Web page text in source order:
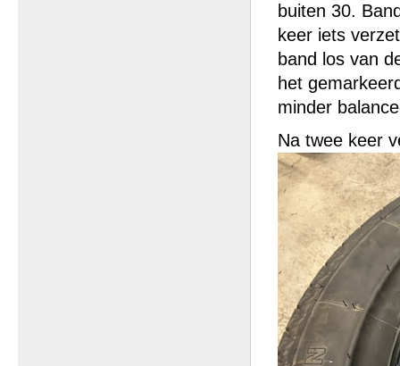
buiten 30.
keer iets
band los van
het
minder
Na twee keer